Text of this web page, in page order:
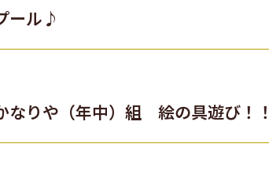
ール♪
なりや（年中）組 絵の具遊び！！